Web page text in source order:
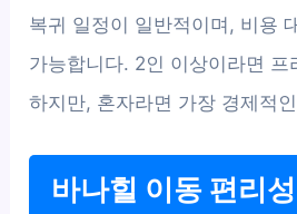
복귀 일정이 일반적이며, 비용
가능합니다. 2인 이상이라면 프
하지만, 혼자라면 가장 경제적
바나힐 이동 편리